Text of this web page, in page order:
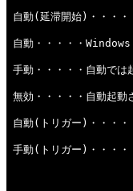
自動(延滞開始)・・・・
自動・・・・・Windows
手動・・・・・自動では
無効・・・・・自動起動
自動(トリガー)・・・・
手動(トリガー)・・・・